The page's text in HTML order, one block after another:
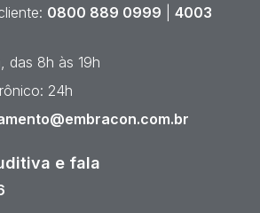
0800 889 0999
4003
das 8h às 19h
24h
e fala